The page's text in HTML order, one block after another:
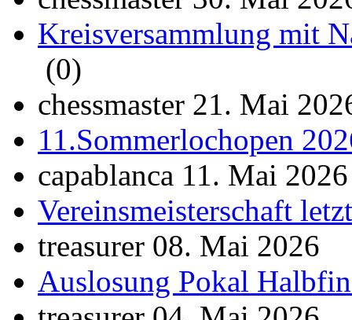
Kreisversammlung mit
(0)
chessmaster 21. Mai
11.Sommerlochopen
capablanca 11. Mai 2026
Vereinsmeisterschaft
treasurer 08. Mai 2026
Auslosung Pokal